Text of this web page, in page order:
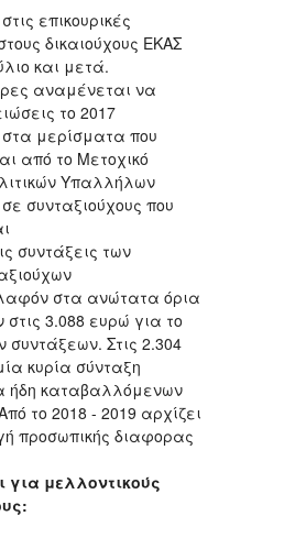
επικουρικές
δικαιούχους ΕΚΑΣ
και μετά.
αναμένεται να
το 2017
στα μερίσματα που
από το Μετοχικό
Υπαλλήλων
συνταξιούχους που
συντάξεις των
στα ανώτατα όρια
3.088 ευρώ για το
συντάξεων. Στις 2.304
κυρία σύνταξη
ήδη καταβαλλόμενων
το 2018 - 2019 αρχίζει
προσωπικής διαφορας
για μελλοντικούς